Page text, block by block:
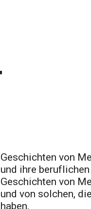
Geschichten von
und ihre
Geschichten von
und von solchen,
haben.